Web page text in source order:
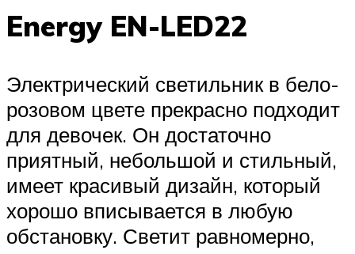
Energy EN-LED22
Электрический светильник в бело-
розовом цвете прекрасно подходит
для девочек. Он достаточно
приятный, небольшой и стильный,
имеет красивый дизайн, который
хорошо вписывается в любую
обстановку. Светит равномерно,